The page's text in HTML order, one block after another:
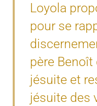
Loyola
pour se
père
jésuite et
jésuite des